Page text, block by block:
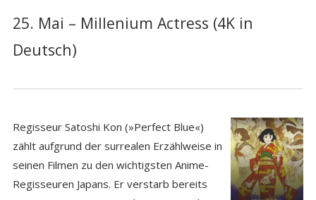
25. Mai – Millenium Actress (4K in
Deutsch)
Regisseur Satoshi Kon (»Perfect Blue«)
zählt aufgrund der surrealen Erzählweise in
seinen Filmen zu den wichtigsten Anime-
Regisseuren Japans. Er verstarb bereits